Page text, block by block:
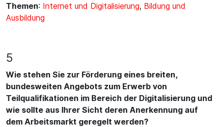
Themen: Internet und Digitalisierung, Bildung und
Ausbildung
5
Wie stehen Sie zur Förderung eines breiten,
bundesweiten Angebots zum Erwerb von
Teilqualifikationen im Bereich der Digitalisierung und
wie sollte aus Ihrer Sicht deren Anerkennung auf
dem Arbeitsmarkt geregelt werden?